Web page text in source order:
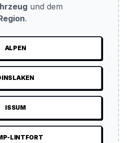
und dem
.
ALPEN
ISSUM
LINTFORT